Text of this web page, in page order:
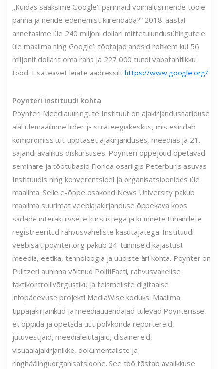
„Kuidas saaksime Google'i parimaid võimalusi nende tööle
panna ja nende edenemist kiirendada?” 2018. aastal
annetasime üle 240 miljoni dollari mittetulundusühingutele
üle maailma ning Google’i töötajad andsid rohkem kui 56
miljonit dollarit oma raha ja 227 000 tundi vabatahtlikku
tööd. Lisateavet leiate aadressilt https://www.google.org/
Poynteri instituudi kohta
Poynteri Meediauuringute Instituut on ajakirjandushariduse
alal ülemaailmne liider ja strateegiakeskus, mis esindab
kompromissitut tipptaset ajakirjanduses, meedias ja 21.
sajandi avalikus diskursuses. Poynteri õppejõud õpetavad
seminare ja töötubasid Florida osariigis Peterburis asuvas
Instituudis ning konverentsidel ja organisatsioonides üle
maailma. Selle e-õppe osakond News University pakub
maailma suurimat veebiajakirjanduse õppekava koos
sadade interaktiivsete kursustega ja kümnete tuhandete
registreeritud rahvusvaheliste kasutajatega. Instituudi
veebisait poynter.org pakub 24-tunniseid kajastust
meedia, eetika, tehnoloogia ja uudiste äri kohta. Poynter on
Pulitzeri auhinna võitnud PolitiFacti, rahvusvahelise
faktikontrollivõrgustiku ja teismeliste digitaalse
infopädevuse projekti MediaWise koduks. Maailma
tippajakirjanikud ja meediauuendajad tulevad Poynterisse,
et õppida ja õpetada uut põlvkonda reportereid,
jutuvestjaid, meedialeiutajaid, disainereid,
visuaalajakirjanikke, dokumentaliste ja
ringhäälinguorganisatsioone. See töö tõstab avalikkuse